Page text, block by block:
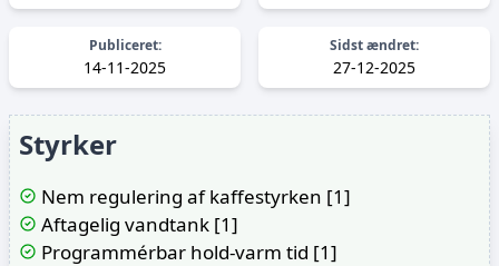
Publiceret:
14-11-2025
Sidst ændret:
27-12-2025
Styrker
Nem regulering af kaffestyrken [1]
Aftagelig vandtank [1]
Programmérbar hold-varm tid [1]